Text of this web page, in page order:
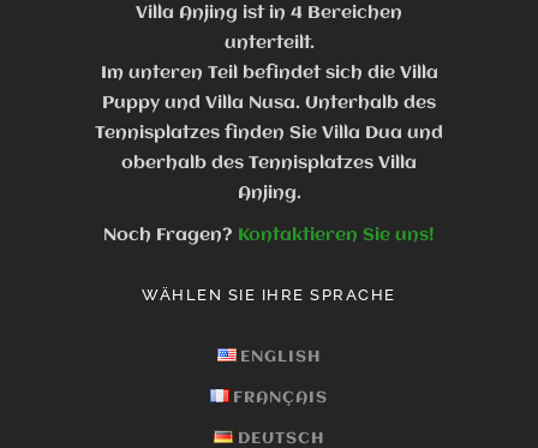
Villa Anjing ist in 4 Bereichen
unterteilt.
Im unteren Teil befindet sich die Villa
Puppy und Villa Nusa. Unterhalb des
Tennisplatzes finden Sie Villa Dua und
oberhalb des Tennisplatzes Villa
Anjing.
Noch Fragen? Kontaktieren Sie uns!
WÄHLEN SIE IHRE SPRACHE
ENGLISH
FRANÇAIS
DEUTSCH